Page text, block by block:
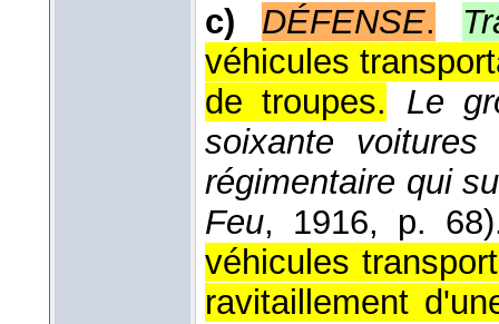
c)
DÉFENSE.
véhicules
de troupes.
Le
soixante
régimentaire qui
Feu, 1916, p.
véhicules
ravitaillement